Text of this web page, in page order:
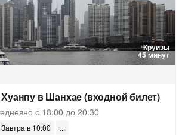
Круизы
45 минут
Хуанпу в Шанхае (входной билет)
с 18:00 до 20:30
Завтра в 10:00